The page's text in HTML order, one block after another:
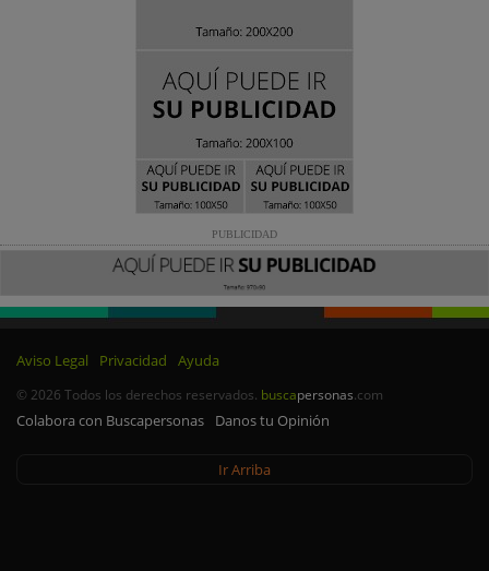
PUBLICIDAD
Aviso Legal Privacidad Ayuda
© 2026 Todos los derechos reservados. buscapersonas.com
Colabora con Buscapersonas Danos tu Opinión
Ir Arriba